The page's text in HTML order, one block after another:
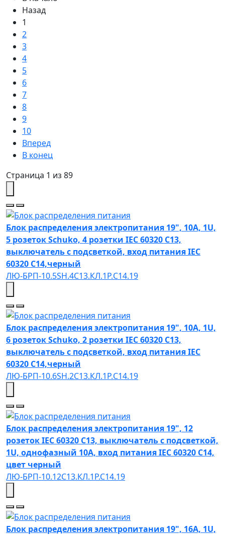
Назад
1
2
3
4
5
6
7
8
9
10
Вперед
В конец
Страница 1 из 89
Блок распределения электропитания 19", 10A, 1U,
5 розеток Schuko, 4 розетки IEC 60320 C13,
выключатель с подсветкой, вход питания IEC
60320 C14,черный
ЛЮ-БРП-10.5SH.4C13.КЛ.1Р.C14.19
Блок распределения электропитания 19", 10A, 1U,
6 розеток Schuko, 2 розетки IEC 60320 C13,
выключатель с подсветкой, вход питания IEC
60320 C14,черный
ЛЮ-БРП-10.6SH.2С13.КЛ.1Р.C14.19
Блок распределения электропитания 19", 12
розеток IEC 60320 C13, выключатель с подсветкой,
1U, однофазный 10A, вход питания IEC 60320 C14,
цвет черный
ЛЮ-БРП-10.12C13.КЛ.1Р.С14.19
Блок распределения электропитания 19", 16A, 1U,